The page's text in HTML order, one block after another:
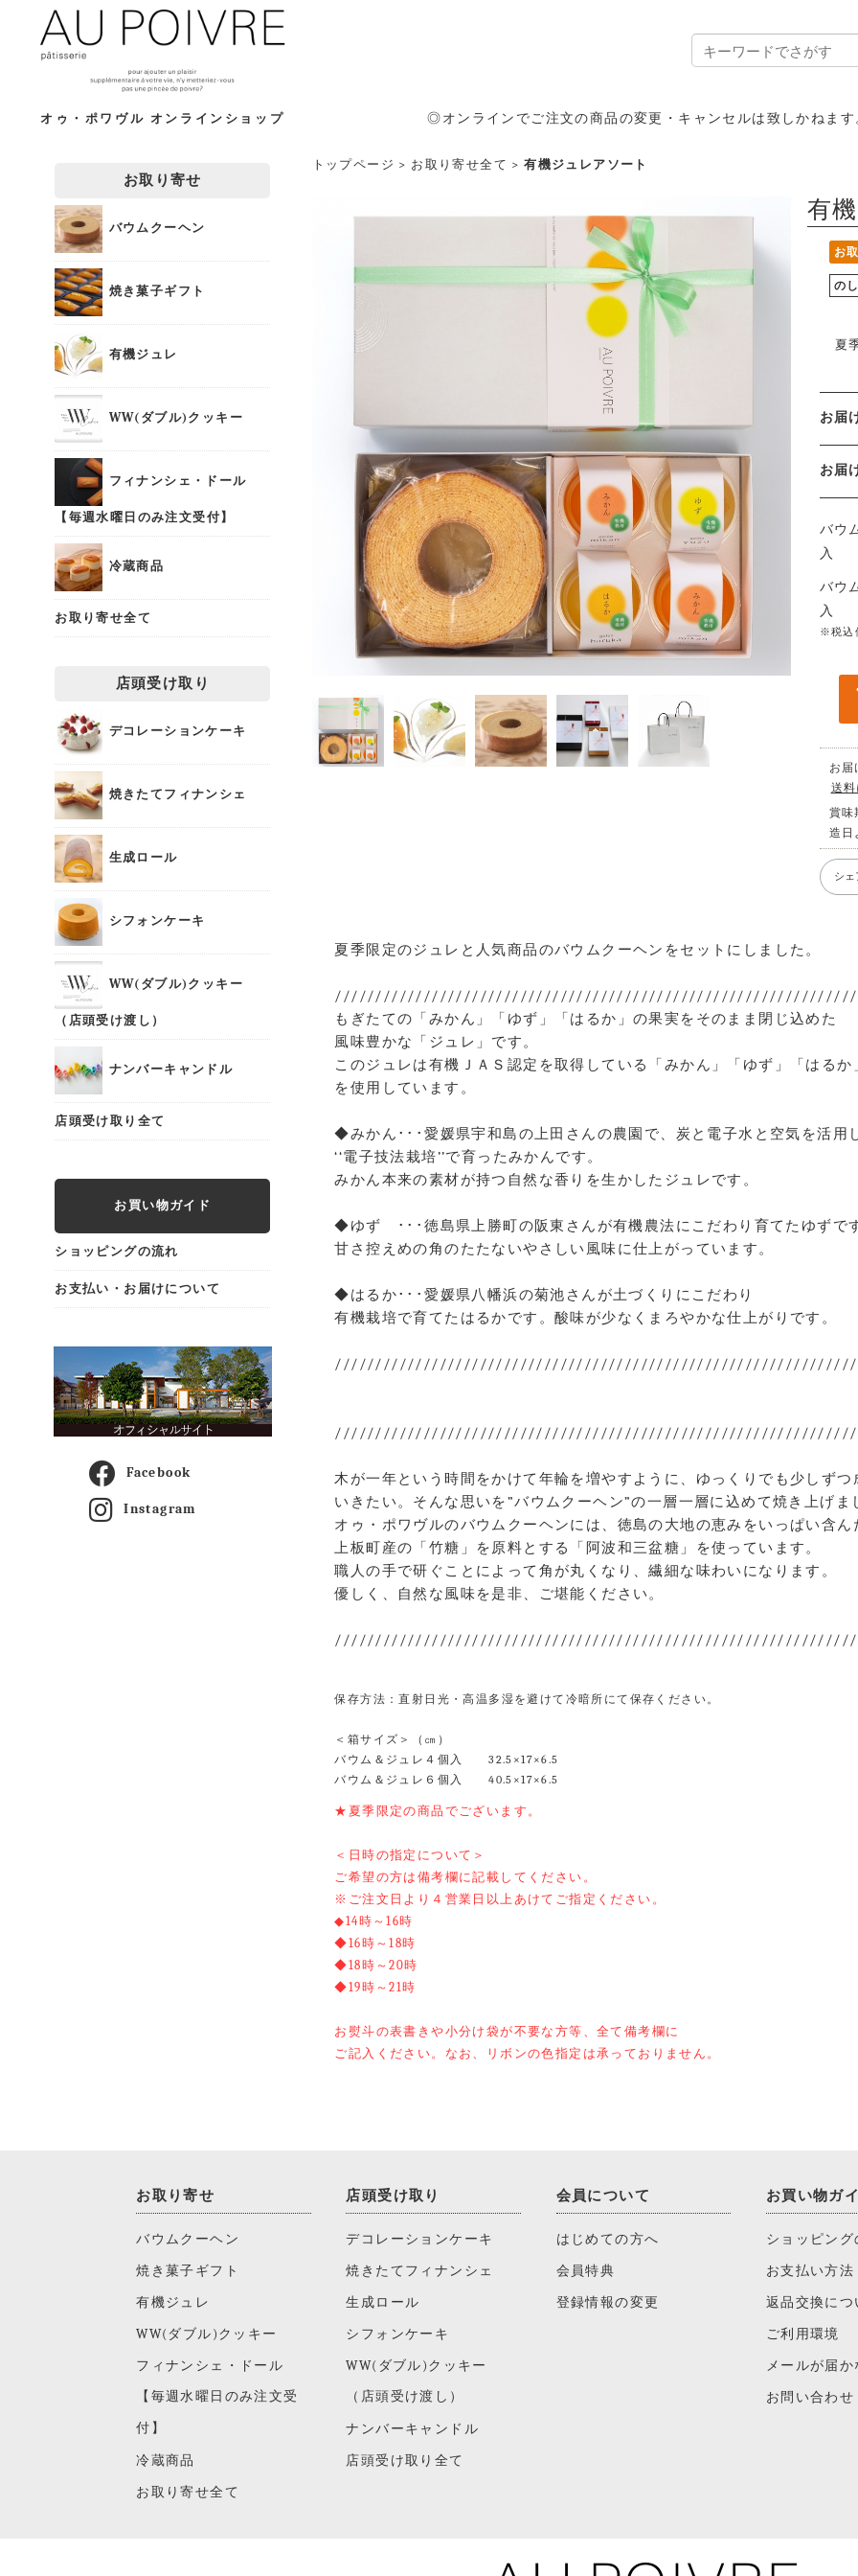
オゥ・ポワヴル オンラインショップ ◎オンラインでご注文の商品の変更・キャンセルは致しかねます
お取り寄せ
バウムクーヘン
焼き菓子ギフト
有機ジュレ
WW(ダブル)クッキー
フィナンシェ・ドール
【毎週水曜日のみ注文受付】
冷蔵商品
お取り寄せ全て
店頭受け取り
デコレーションケーキ
焼きたてフィナンシェ
生成ロール
シフォンケーキ
WW(ダブル)クッキー
（店頭受け渡し）
ナンバーキャンドル
店頭受け取り全て
お買い物ガイド
ショッピングの流れ
お支払い・お届けについて
Facebook
Instagram
トップページ > お取り寄せ全て >有機ジュレアソート
有
お
のし
夏
お届
お
バウ
入
バウ
入
※税込
お届
送
賞味
造日
シェ
夏季限定のジュレと人気商品のバウムクーヘンをセットにしました。
もぎたての「みかん」「ゆず」「はるか」の果実をそのまま閉じ込めた
風味豊かな「ジュレ」です。
このジュレは有機ＪＡＳ認定を取得している「みかん」「ゆず」「はるか
を使用しています。
◆みかん･･･愛媛県宇和島の上田さんの農園で、炭と電子水と空気を活用
‘‘電子技法栽培’’で育ったみかんです。
みかん本来の素材が持つ自然な香りを生かしたジュレです。
◆ゆず ･･･徳島県上勝町の阪東さんが有機農法にこだわり育てたゆずで
甘さ控えめの角のたたないやさしい風味に仕上がっています。
◆はるか･･･愛媛県八幡浜の菊池さんが土づくりにこだわり
有機栽培で育てたはるかです。酸味が少なくまろやかな仕上がりです。
木が一年という時間をかけて年輪を増やすように、ゆっくりでも少しずつ
いきたい。そんな思いを”バウムクーヘン”の一層一層に込めて焼き上げま
オゥ・ポワヴルのバウムクーヘンには、徳島の大地の恵みをいっぱい含ん
上板町産の「竹糖」を原料とする「阿波和三盆糖」を使っています。
職人の手で研ぐことによって角が丸くなり、繊細な味わいになります。
優しく、自然な風味を是非、ご堪能ください。
保存方法：直射日光・高温多湿を避けて冷暗所にて保存ください。
＜箱サイズ＞（㎝）
バウム＆ジュレ４個入 32.5×17×6.5
バウム＆ジュレ６個入 40.5×17×6.5
★夏季限定の商品でございます。
＜日時の指定について＞
ご希望の方は備考欄に記載してください。
※ご注文日より４営業日以上あけてご指定ください。
◆14時～16時
◆16時～18時
◆18時～20時
◆19時～21時
お熨斗の表書きや小分け袋が不要な方等、全て備考欄に
ご記入ください。なお、リボンの色指定は承っておりません。
お取り寄せ
バウムクーヘン
焼き菓子ギフト
有機ジュレ
WW(ダブル)クッキー
フィナンシェ・ドール
【毎週水曜日のみ注文受
付】
冷蔵商品
お取り寄せ全て
店頭受け取り
デコレーションケーキ
焼きたてフィナンシェ
生成ロール
シフォンケーキ
WW(ダブル)クッキー
（店頭受け渡し）
ナンバーキャンドル
店頭受け取り全て
会員について
はじめての方へ
会員特典
登録情報の変更
お買い物ガ
ショッピング
お支払い方法
返品交換につ
ご利用環境
メールが届か
お問い合わせ